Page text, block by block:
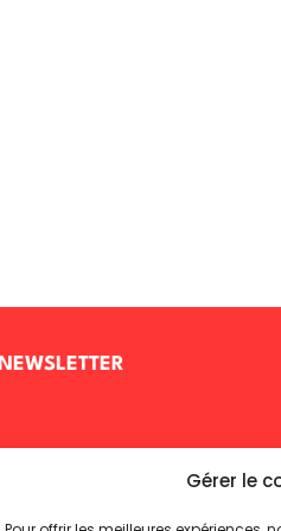
Gérer le
NEWSLETTER